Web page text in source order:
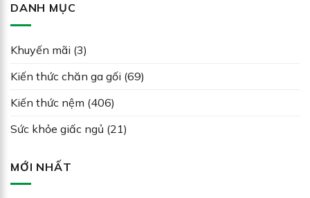
DANH MỤC
Khuyến mãi (3)
Kiến thức chăn ga gối (69)
Kiến thức nệm (406)
Sức khỏe giấc ngủ (21)
MỚI NHẤT